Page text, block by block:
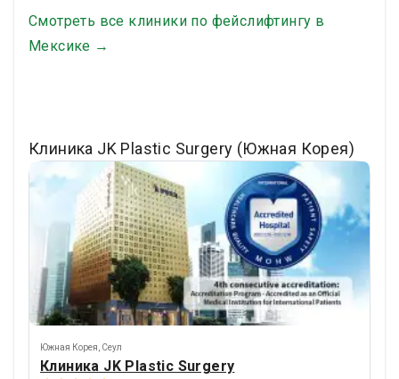
Смотреть все клиники по фейслифтингу в
Мексике →
Клиника JK Plastic Surgery (Южная Корея)
Южная Корея Сеул
Клиника JK Plastic Surgery